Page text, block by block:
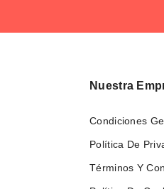
Nuestra
Condiciones
Política De
Términos Y